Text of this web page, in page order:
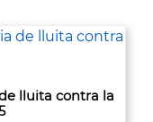
lluita contra la